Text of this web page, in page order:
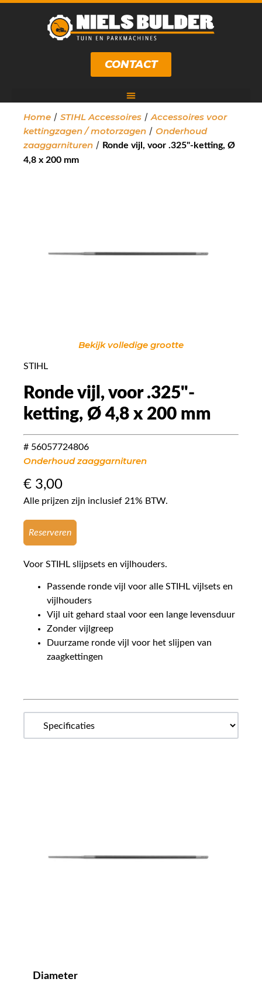
CONTACT
Home / STIHL Accessoires / Accessoires voor
kettingzagen / motorzagen / Onderhoud
zaaggarnituren / Ronde vijl, voor .325"-ketting, Ø
4,8 x 200 mm
Bekijk volledige grootte
STIHL
Ronde vijl, voor .325"-
ketting, Ø 4,8 x 200 mm
# 56057724806
Onderhoud zaaggarnituren
€ 3,00
Alle prijzen zijn inclusief 21% BTW.
Reserveren
Voor STIHL slijpsets en vijlhouders.
Passende ronde vijl voor alle STIHL vijlsets en
vijlhouders
Vijl uit gehard staal voor een lange levensduur
Zonder vijlgreep
Duurzame ronde vijl voor het slijpen van
zaagkettingen
Diameter